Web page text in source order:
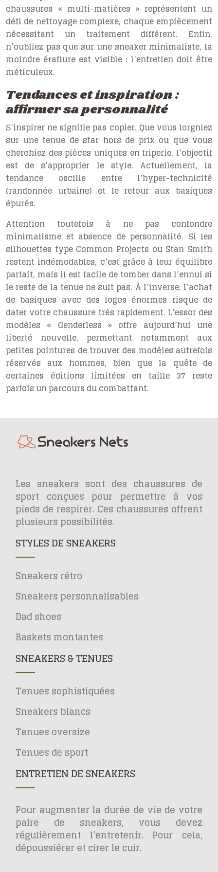
chaussures « multi-matières » représentent un
défi de nettoyage complexe, chaque empiècement
nécessitant un traitement différent. Enfin,
n’oubliez pas que sur une sneaker minimaliste, la
moindre éraflure est visible : l’entretien doit être
méticuleux.
Tendances et inspiration :
affirmer sa personnalité
S’inspirer ne signifie pas copier. Que vous lorgniez
sur une tenue de star hors de prix ou que vous
cherchiez des pièces uniques en friperie, l’objectif
est de s’approprier le style. Actuellement, la
tendance oscille entre l’hyper-technicité
(randonnée urbaine) et le retour aux basiques
épurés.
Attention toutefois à ne pas confondre
minimalisme et absence de personnalité. Si les
silhouettes type Common Projects ou Stan Smith
restent indémodables, c’est grâce à leur équilibre
parfait, mais il est facile de tomber dans l’ennui si
le reste de la tenue ne suit pas. À l’inverse, l’achat
de basiques avec des logos énormes risque de
dater votre chaussure très rapidement. L’essor des
modèles « Genderless » offre aujourd’hui une
liberté nouvelle, permettant notamment aux
petites pointures de trouver des modèles autrefois
réservés aux hommes, bien que la quête de
certaines éditions limitées en taille 37 reste
parfois un parcours du combattant.
Les sneakers sont des chaussures de
sport conçues pour permettre à vos
pieds de respirer. Ces chaussures offrent
plusieurs possibilités.
STYLES DE SNEAKERS
Sneakers rétro
Sneakers personnalisables
Dad shoes
Baskets montantes
SNEAKERS & TENUES
Tenues sophistiquées
Sneakers blancs
Tenues oversize
Tenues de sport
ENTRETIEN DE SNEAKERS
Pour augmenter la durée de vie de votre
paire de sneakers, vous devez
régulièrement l’entretenir. Pour cela,
dépoussiérer et cirer le cuir.